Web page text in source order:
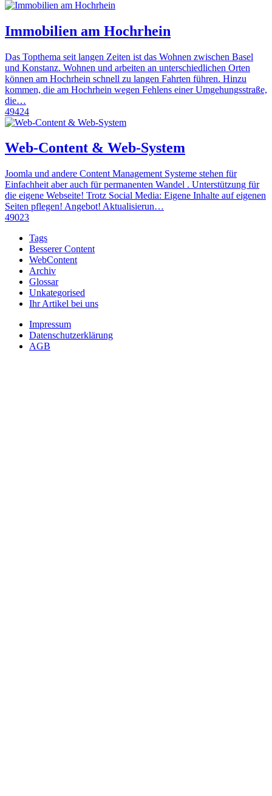
Immobilien am Hochrhein
Das Topthema seit langen Zeiten ist das Wohnen zwischen Basel
und Konstanz. Wohnen und arbeiten an unterschiedlichen Orten
können am Hochrhein schnell zu langen Fahrten führen. Hinzu
kommen, die am Hochrhein wegen Fehlens einer Umgehungsstraße,
die…
49424
Web-Content & Web-System
Joomla und andere Content Management Systeme stehen für
Einfachheit aber auch für permanenten Wandel . Unterstützung für
die eigene Webseite! Trotz Social Media: Eigene Inhalte auf eigenen
Seiten pflegen! Angebot! Aktualisierun…
49023
Tags
Besserer Content
WebContent
Archiv
Glossar
Unkategorised
Ihr Artikel bei uns
Impressum
Datenschutzerklärung
AGB